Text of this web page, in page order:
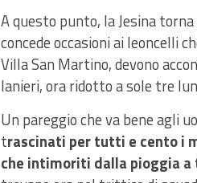
A questo punto, la Jesina
concede occasioni ai leoncelli
Villa San Martino, devono
lanieri, ora ridotto a sole tre
Un pareggio che va bene agli
trascinati per tutti e cento i
che intimoriti dalla pioggia a